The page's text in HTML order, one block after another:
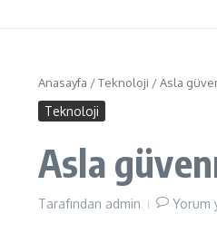
Anasayfa /Teknoloji /Asla
Teknoloji
Asla
Tarafından admin Yorum